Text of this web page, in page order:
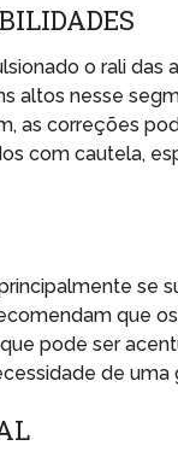
o rali das
altos nesse
as correções
com cautela,
se
que
pode ser
de